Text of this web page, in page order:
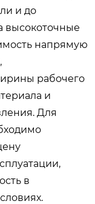
и до
высокоточные
напрямую
рабочего
и
Для
в